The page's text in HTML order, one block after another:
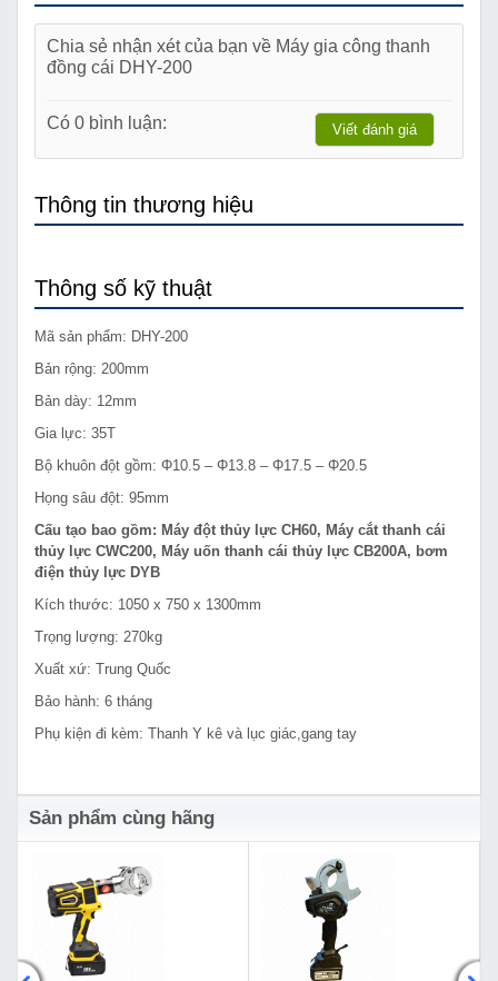
Chia sẻ nhận xét của bạn về Máy gia công thanh
đồng cái DHY-200
Có 0 bình luận: Viết đánh giá
Thông tin thương hiệu
Thông số kỹ thuật
Mã sản phẩm: DHY-200
Bản rộng: 200mm
Bản dày: 12mm
Gia lực: 35T
Bộ khuôn đột gồm: Φ10.5 – Φ13.8 – Φ17.5 – Φ20.5
Họng sâu đột: 95mm
Cấu tạo bao gồm: Máy đột thủy lực CH60, Máy cắt thanh cái
thủy lực CWC200, Máy uốn thanh cái thủy lực CB200A, bơm
điện thủy lực DYB
Kích thước: 1050 x 750 x 1300mm
Trọng lượng: 270kg
Xuất xứ: Trung Quốc
Bảo hành: 6 tháng
Phụ kiện đi kèm: Thanh Y kê và lục giác,gang tay
Sản phẩm cùng hãng